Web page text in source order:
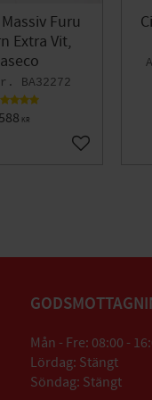
Furu
Extra Vit,
BA32272
588 KR
Lägg till i
Mån - Fre: 08:00 -
Lördag: Stängt
Söndag: Stängt